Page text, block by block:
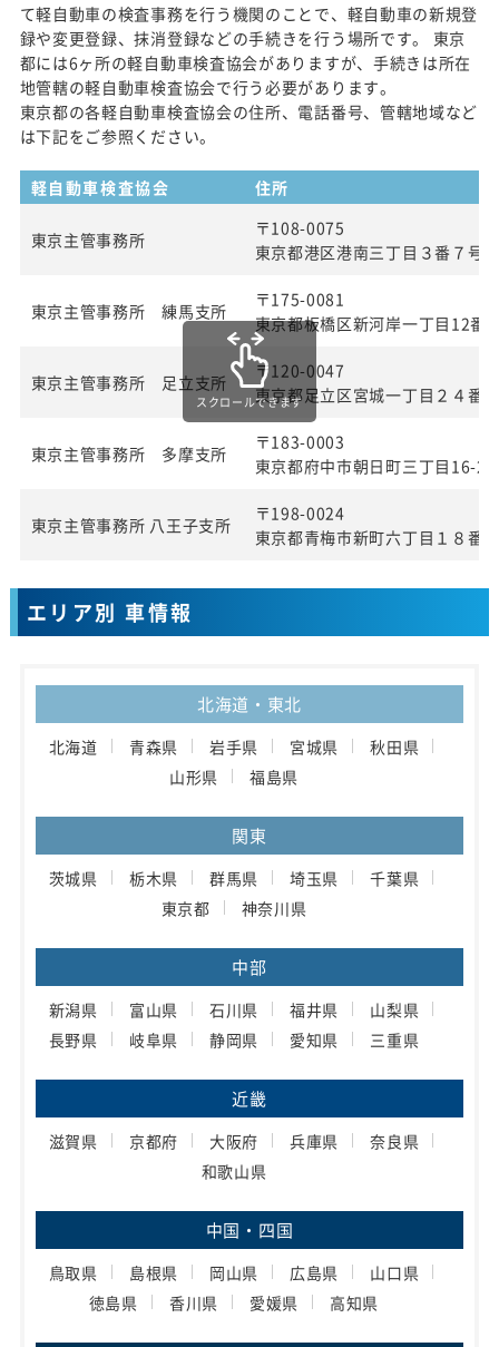
て軽自動車の検査事務を行う機関のことで、軽自動車の新規登
録や変更登録、抹消登録などの手続きを行う場所です。 東京
都には6ヶ所の軽自動車検査協会がありますが、手続きは所在
地管轄の軽自動車検査協会で行う必要があります。
東京都の各軽自動車検査協会の住所、電話番号、管轄地域など
は下記をご参照ください。
軽自動車検査協会 住所
東京主管事務所
〒108-0075
東京都港区港南三丁目３番７号
東京主管事務所 練馬支所
〒175-0081
東京都板橋区新河岸一丁目12番
東京主管事務所 足立支所
〒120-0047
東京都足立区宮城一丁目２４番
東京主管事務所 多摩支所
〒183-0003
東京都府中市朝日町三丁目16-22
東京主管事務所 八王子支所
〒198-0024
東京都青梅市新町六丁目１８番
スクロールできます
エリア別 車情報
北海道・東北
北海道 青森県 岩手県 宮城県
秋田県
山形県
福島県
関東
茨城県 栃木県 群馬県 埼玉県
千葉県
東京都
神奈川県
中部
新潟県 富山県 石川県 福井県
山梨県
長野県
岐阜県 静岡県 愛知県 三重県
近畿
滋賀県 京都府 大阪府 兵庫県
奈良県
和歌山県
中国・四国
鳥取県 島根県 岡山県 広島県
山口県
徳島県
香川県 愛媛県 高知県